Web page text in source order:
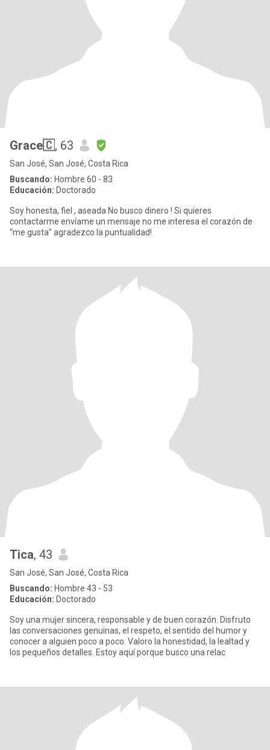
Grace🇨, 63
San José, San José, Costa Rica
Buscando: Hombre 60 - 83
Educación: Doctorado
Soy honesta, fiel , aseada No busco dinero ! Si quieres
contactarme envíame un mensaje no me interesa el corazón de
“me gusta” agradezco la puntualidad!
Tica, 43
San José, San José, Costa Rica
Buscando: Hombre 43 - 53
Educación: Doctorado
Soy una mujer sincera, responsable y de buen corazón. Disfruto
las conversaciones genuinas, el respeto, el sentido del humor y
conocer a alguien poco a poco. Valoro la honestidad, la lealtad y
los pequeños detalles. Estoy aquí porque busco una relac